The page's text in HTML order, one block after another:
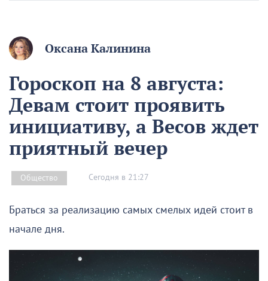
Оксана Калинина
Гороскоп на 8 августа:
Девам стоит проявить
инициативу, а Весов ждет
приятный вечер
Общество Сегодня в 21:27
Браться за реализацию самых смелых идей стоит в
начале дня.